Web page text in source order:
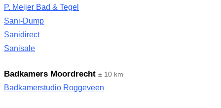
P. Meijer Bad & Tegel
Sani-Dump
Sanidirect
Sanisale
Badkamers Moordrecht ± 10 km
Badkamerstudio Roggeveen